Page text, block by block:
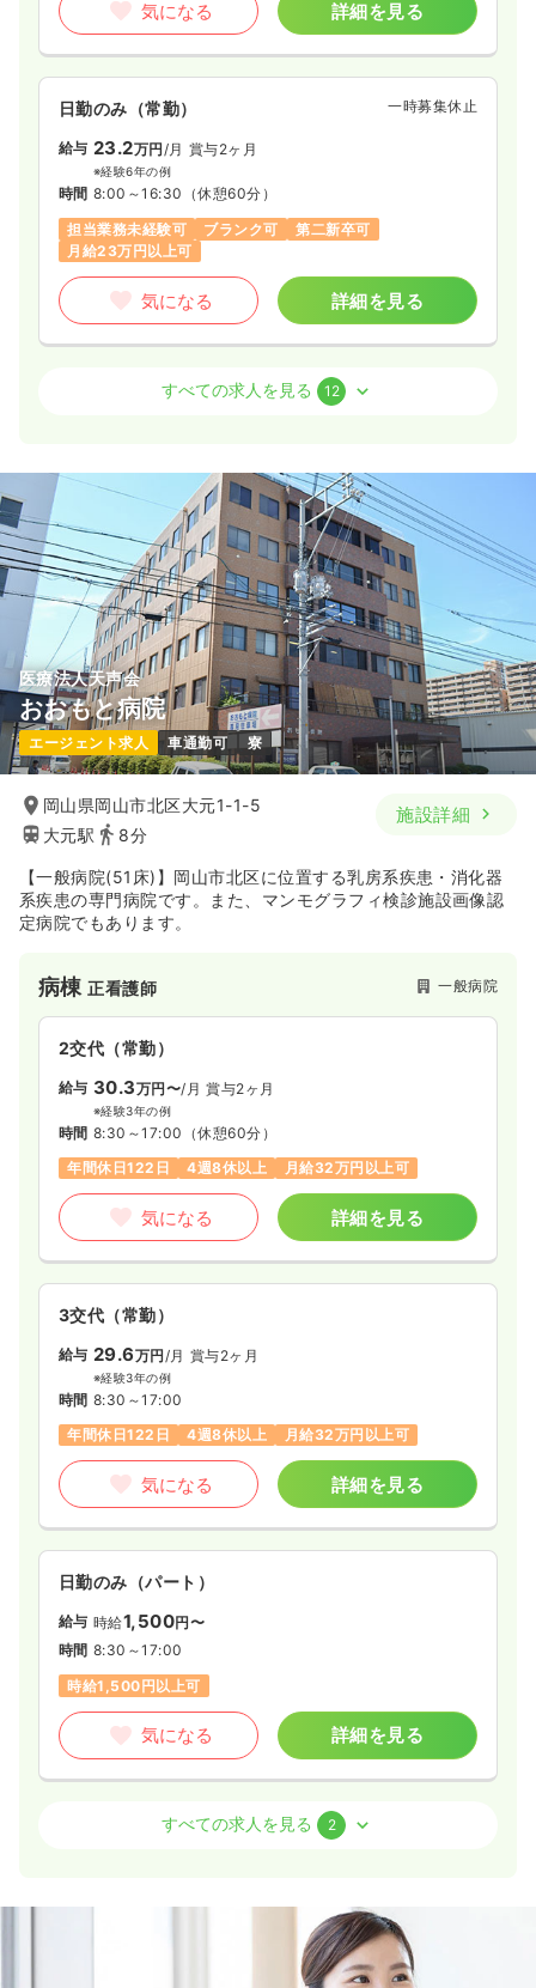
オンコールあり 第二新卒可 時給1,500円以上可
気になる 詳細を見る
日勤のみ（常勤） 一時募集休止
給与 23.2万円/月 賞与2ヶ月
※経験6年の例
時間 8:00～16:30 （休憩60分）
担当業務未経験可
ブランク可
第二新卒可
月給23万円以上可
気になる 詳細を見る
給与 22.5〜37.1 万円/月 賞与2ヶ月
時間 8:45～17:15
第二新卒可
月給37万円以上可
気になる 詳細を見る
2交代（常勤） 一時募集休止
給与 33.7万円 /月 賞与2ヶ月
※経験9年の例
時間 8:45～17:15
第二新卒可
気になる 詳細を見る
日勤のみ（パート）
給与 時給1,400〜1,500円
時間 8:45～17:15
第二新卒可
時給1,500円以上可
気になる
オペ室(手術室) 正看護師 一般病院
給与 28.5万円
時間 8:30～17:00 （休憩60分）
日祝休み
オンコールあり
気になる 詳細を見る
時間 8:30～17:00 （休憩60分）
第二新卒可
時給1,500円以上可
気になる 詳細を見る
正・准看護師
賞与2.2ヶ月
すべての求人を見る 12
医療法人天声会
おおもと病院
エージェント求人 車通勤可 寮
岡山県岡山市北区大元1-1-5
大元駅
8分
施設詳細
【一般病院(51床)】岡山市北区に位置する乳房系疾患・消化器
系疾患の専門病院です。また、マンモグラフィ検診施設画像認
定病院でもあります。
病棟正看護師 一般病院
2交代（常勤）
給与 30.3万円〜/月 賞与2ヶ月
※経験3年の例
時間 8:30～17:00 （休憩60分）
年間休日122日
4週8休以上 月給32万円以上可
気になる 詳細を見る
3交代（常勤）
給与 29.6万円/月 賞与2ヶ月
※経験3年の例
時間 8:30～17:00
年間休日122日
4週8休以上 月給32万円以上可
気になる 詳細を見る
日勤のみ（パート）
給与 時給1,500円〜
時間 8:30～17:00
時給1,500円以上可
気になる 詳細を見る
すべての求人を見る 2